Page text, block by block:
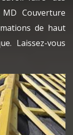
Couverture
de haut
Laissez-vous